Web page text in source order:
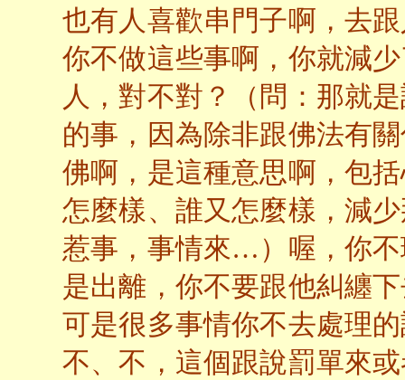
也有人喜歡串門子啊，去
你不做這些事啊，你就減
人，對不對？（問：那就
的事，因為除非跟佛法有
佛啊，是這種意思啊，包
怎麼樣、誰又怎麼樣，減
惹事，事情來…）喔，你
是出離，你不要跟他糾纏
可是很多事情你不去處理
不、不，這個跟說罰單來